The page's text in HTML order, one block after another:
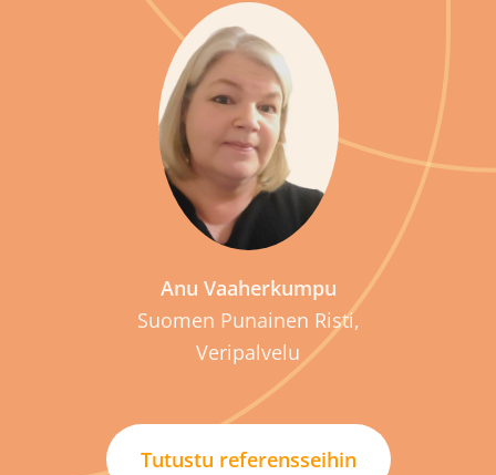
Anu Vaaherkumpu
Suomen Punainen Risti,
Veripalvelu
Tutustu referensseihin